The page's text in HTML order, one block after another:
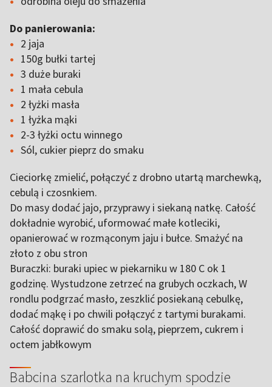
Do panierowania:
2 jaja
150g bułki tartej
3 duże buraki
1 mała cebula
2 łyżki masła
1 łyżka mąki
2-3 łyżki octu winnego
Sól, cukier pieprz do smaku
Cieciorkę zmielić, połączyć z drobno utartą marchewką,
cebulą i czosnkiem.
Do masy dodać jajo, przyprawy i siekaną natkę. Całość
dokładnie wyrobić, uformować małe kotleciki,
opanierować w rozmąconym jaju i bułce. Smażyć na
złoto z obu stron
Buraczki: buraki upiec w piekarniku w 180 C ok 1
godzinę. Wystudzone zetrzeć na grubych oczkach, W
rondlu podgrzać masło, zeszklić posiekaną cebulkę,
dodać mąkę i po chwili połączyć z tartymi burakami.
Całość doprawić do smaku solą, pieprzem, cukrem i
octem jabłkowym
Babcina szarlotka na kruchym spodzie